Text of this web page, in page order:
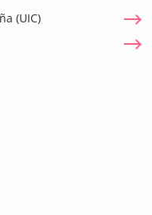
(UIC)